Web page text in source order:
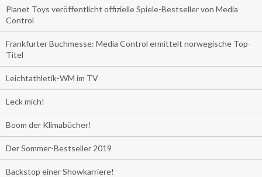
Planet Toys veröffentlicht offizielle Spiele-Bestseller von Media
Control
Frankfurter Buchmesse: Media Control ermittelt norwegische Top-
Titel
Leichtathletik-WM im TV
Leck mich!
Boom der Klimabücher!
Der Sommer-Bestseller 2019
Backstop einer Showkarriere!